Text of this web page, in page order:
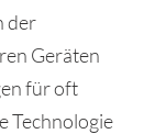
der
Geräten
für oft
Technologie